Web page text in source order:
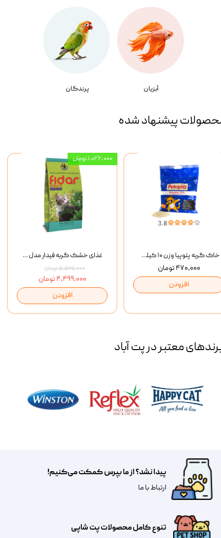
آبزیان پرندگان
پیشنهاد شده
غذای خشک گربه فیدار مدل Adult وزن 10 کیلوگرم
۵,۵۲۵,۰۰۰ تومان
۴,۴۹۹,۰۰۰ تومان
افزودن
۱,۰۲۶,۰۰۰ تومان
خاک گربه پتوپیا وزن ۱۰ کیلوگرم
۴۷۰,۰۰۰ تومان
افزودن
معتبر در پت آباد
تنوع کامل محصولات پت شاپی
پیدا نشد؟ از ما بپرس کمکت می‌کنیم!
​​​ارتباط با ما